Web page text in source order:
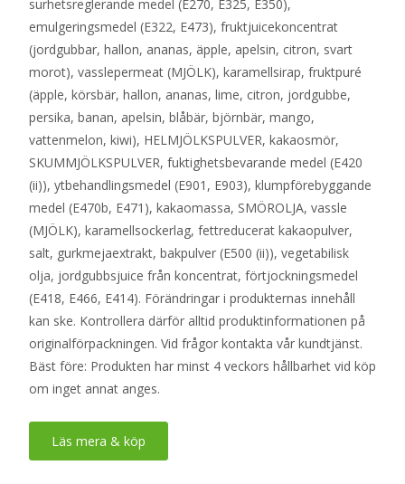
surhetsreglerande medel (E270, E325, E350),
emulgeringsmedel (E322, E473), fruktjuicekoncentrat
(jordgubbar, hallon, ananas, äpple, apelsin, citron, svart
morot), vasslepermeat (MJÖLK), karamellsirap, fruktpuré
(äpple, körsbär, hallon, ananas, lime, citron, jordgubbe,
persika, banan, apelsin, blåbär, björnbär, mango,
vattenmelon, kiwi), HELMJÖLKSPULVER, kakaosmör,
SKUMMJÖLKSPULVER, fuktighetsbevarande medel (E420
(ii)), ytbehandlingsmedel (E901, E903), klumpförebyggande
medel (E470b, E471), kakaomassa, SMÖROLJA, vassle
(MJÖLK), karamellsockerlag, fettreducerat kakaopulver,
salt, gurkmejaextrakt, bakpulver (E500 (ii)), vegetabilisk
olja, jordgubbsjuice från koncentrat, förtjockningsmedel
(E418, E466, E414). Förändringar i produkternas innehåll
kan ske. Kontrollera därför alltid produktinformationen på
originalförpackningen. Vid frågor kontakta vår kundtjänst.
Bäst före: Produkten har minst 4 veckors hållbarhet vid köp
om inget annat anges.
Läs mera & köp